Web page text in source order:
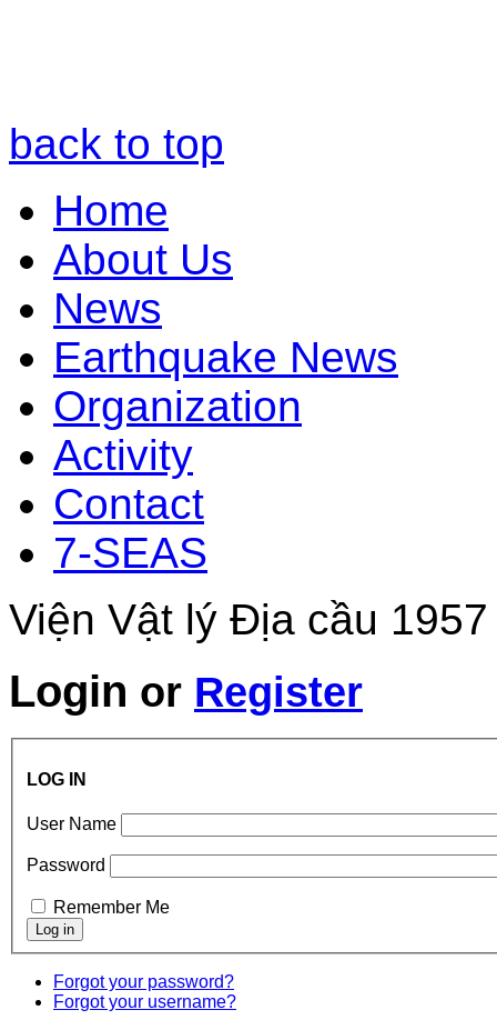
back to top
Home
About Us
News
Earthquake News
Organization
Activity
Contact
7-SEAS
Viện Vật lý Địa cầu
Login or Register
LOG IN
User Name
Password
Remember Me
Forgot your password?
Forgot your username?